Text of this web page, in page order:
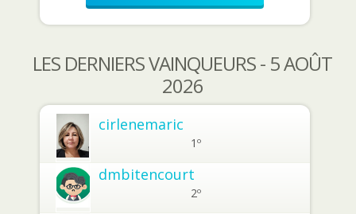
LES DERNIERS VAINQUEURS - 5 AOÛT
2026
cirlenemaric
1º
dmbitencourt
2º